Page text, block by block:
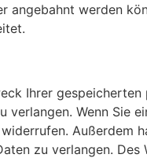
angebahnt werden
Ihrer
verlangen. Wenn Sie
Außerdem
zu verlangen. Des